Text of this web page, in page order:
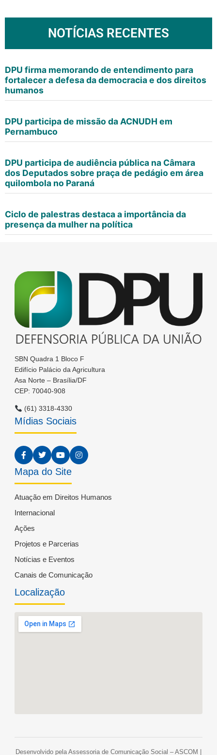
NOTÍCIAS RECENTES
DPU firma memorando de entendimento para
fortalecer a defesa da democracia e dos direitos
humanos
DPU participa de missão da ACNUDH em
Pernambuco
DPU participa de audiência pública na Câmara
dos Deputados sobre praça de pedágio em área
quilombola no Paraná
Ciclo de palestras destaca a importância da
presença da mulher na política
SBN Quadra 1 Bloco F
Edifício Palácio da Agricultura
Asa Norte – Brasília/DF
CEP: 70040-908
(61) 3318-4330
Mídias Sociais
Mapa do Site
Atuação em Direitos Humanos
Internacional
Ações
Projetos e Parcerias
Notícias e Eventos
Canais de Comunicação
Localização
Desenvolvido pela Assessoria de Comunicação Social – ASCOM |